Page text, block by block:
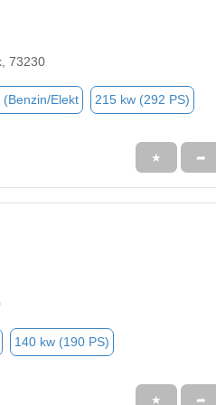
73230
(Benzin/Elekt 215 kw (292 PS)
★ ➦
140 kw (190 PS)
★ ➦